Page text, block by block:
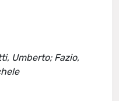
Umberto; Fazio,